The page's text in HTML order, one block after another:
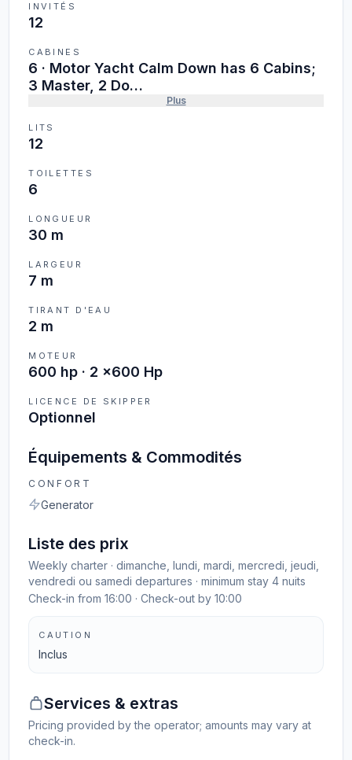
INVITÉS
12
CABINES
6 · Motor Yacht Calm Down has 6 Cabins;
3 Master, 2 Do…
Plus
LITS
12
TOILETTES
6
LONGUEUR
30 m
LARGEUR
7 m
TIRANT D'EAU
2 m
MOTEUR
600 hp · 2 x600 Hp
LICENCE DE SKIPPER
Optionnel
Équipements & Commodités
CONFORT
Generator
Liste des prix
Weekly charter · dimanche, lundi, mardi, mercredi, jeudi,
vendredi ou samedi departures · minimum stay 4 nuits
Check-in from 16:00 · Check-out by 10:00
CAUTION
Inclus
Services & extras
Pricing provided by the operator; amounts may vary at
check-in.